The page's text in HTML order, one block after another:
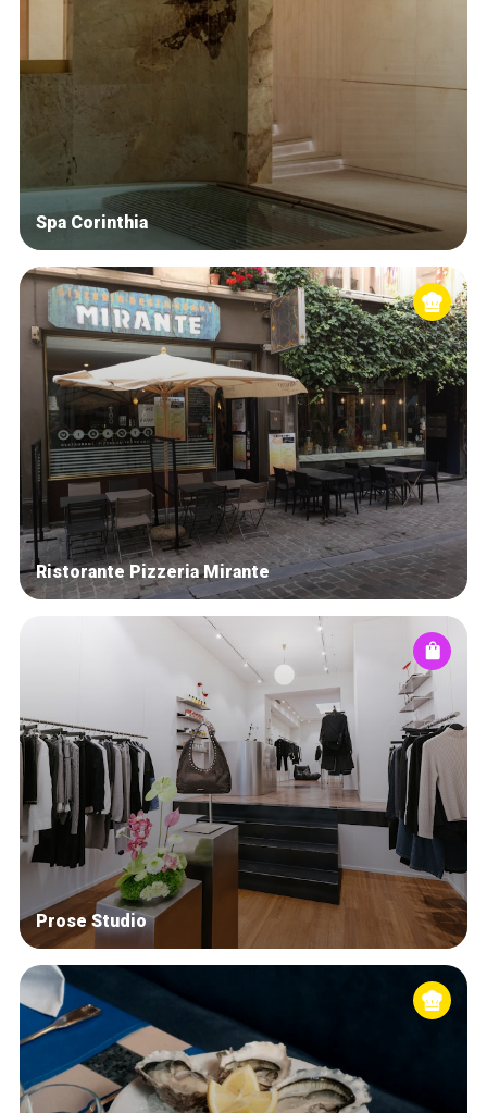
Spa Corinthia
Ristorante Pizzeria Mirante
Prose Studio